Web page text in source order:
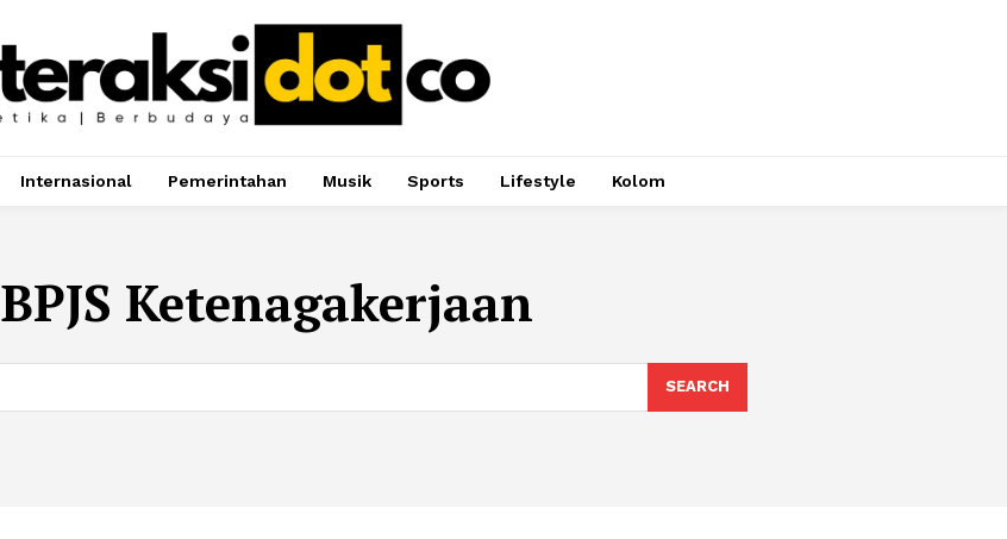
Internasional Pemerintahan Musik Sports Lifestyle Kolom
BPJS Ketenagakerjaan
SEARCH